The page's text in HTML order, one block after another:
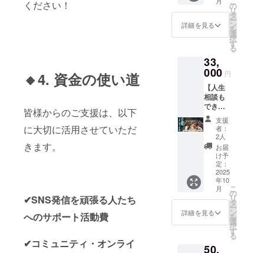
ください！
🔸4. 資金の使い道
皆様からのご支援は、以下
に大切に活用させていただ
きます。
✔SNS発信を頑張る人たち
へのサポート活動費
✔コミュニティ・オンライ
す！ 閉
じる
挑戦
に、学
びと応
援を届
けま
の背中
を、全
力で押
しま
す！ こ
で、あ
なたの
発信力
が一気
に進化
するは
ずで
す！
受講方
法：オ
ンライ
ン
）を使
用しま
す。 70
万人を
超える
フォロ
ワー
と、300
件以上
のアカ
ウント
運用か
ら得た
“今でも
使える
Facebo
ok攻略
法”を、
惜しみ
シェア
い ・同
を持つ
仲間と
たい ・
とっ
しーに
一言応
援して
もらい
たい！
という
ひとと
き、画
面越し
にお酒
やお茶
を片手
に、 ゆ
るく楽
しくつ
ながり
う ここ
（少人
・実施
概要：
有効期
限：
2025年
12月31
日迄 ・
受講方
法：オ
ンライ
ン
（Zoom
）を使
用しま
す。 ●
おすす
めの方
がうま
くいか
由が知
いを具
シェア
・SNS
ティの
活用
法、出
版社と
のつな
がり方
・とっ
しー自
身の4冊
の著書
経験を
もとに
したア
ドバイ
Zoom
セッ
て最新
ノウハ
ウを学
や投稿
改善の
アドバ
イス ・
とっ
しー本
人によ
るQ&A
と定期
フィー
ドバッ
ク ・仲
間と支
え合い
ながら
きる仕
組み ・
か分か
らな
い…」
う、1対
1の
Zoom個
別相談
会（60
分）で
す。 こ
の相談
会を担
当する
とっ
しー
（福井
雅人）
は、医
学部を
卒業
得。 さ
に、あ
なたの
情報を
ダイレ
クトに
す ／ あ
なたの
商品・
サービ
ス・イ
ベント
を、
とっ
しーの
公式
LINE（
登録者
15,000
名以
上）に
て1回ご
紹介し
い、1通
詳細を見る
の
リ
タ
ー
ン
を
選
択
す
る
33,
000 円
【人生
相談も
できる
少人数
リアル
ランチ
会 招
待】 ＼
SNSの
こと
も、人
生のこ
とも。
とっ
しーと
直接話
別なひ
支援
者：
2人
お届
け予
定：
2025
年10
月
詳細を見る
こ
の
リ
タ
ー
ン
を
選
択
す
る
50,